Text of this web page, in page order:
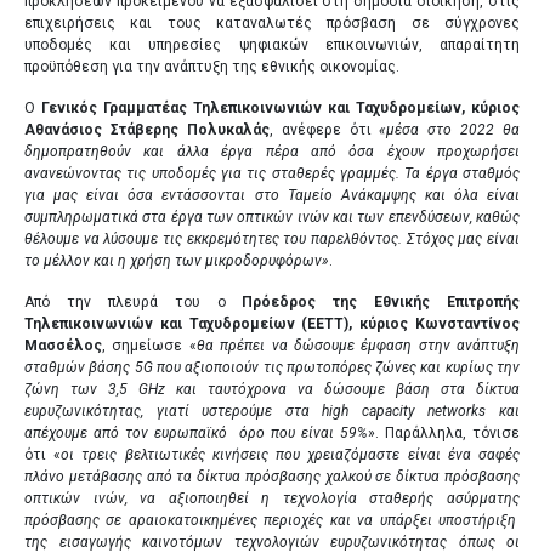
ΧΟΡΗΓΟΙ
MULTIMEDIA
VENUE
ΠΡΟΗΓΟΥΜΕΝΑ ΣΥΝΕΔΡΙΑ
GR EN
επιχειρήσεις και τους καταναλωτές πρόσβαση σε σύγχρονες
υποδομές και υπηρεσίες ψηφιακών επικοινωνιών, απαραίτητη
προϋπόθεση για την ανάπτυξη της εθνικής οικονομίας.
Ο Γενικός Γραμματέας Τηλεπικοινωνιών και Ταχυδρομείων, κύριος
Αθανάσιος Στάβερης Πολυκαλάς, ανέφερε ότι«μέσα στο 2022 θα
δημοπρατηθούν και άλλα έργα πέρα από όσα έχουν προχωρήσει
ανανεώνοντας τις υποδομές για τις σταθερές γραμμές. Τα έργα σταθμός
για μας είναι όσα εντάσσονται στο Ταμείο Ανάκαμψης και όλα είναι
συμπληρωματικά στα έργα των οπτικών ινών και των επενδύσεων, καθώς
θέλουμε να λύσουμε τις εκκρεμότητες του παρελθόντος. Στόχος μας είναι
το μέλλον και η χρήση των μικροδορυφόρων»
Από την πλευρά του ο Πρόεδρος της Εθνικής Επιτροπής
Τηλεπικοινωνιών και Ταχυδρομείων (ΕΕΤΤ), κύριος Κωνσταντίνος
Μασσέλος , σημείωσε «θα πρέπει να δώσουμε έμφαση στην ανάπτυξη
σταθμών βάσης 5Gπου αξιοποιούν τις πρωτοπόρες ζώνες και κυρίως την
ζώνη των 3,5 GHz και ταυτόχρονα να δώσουμε βάση στα δίκτυα
ευρυζωνικότητας, γιατί υστερούμε σταhigh capacity networks και
απέχουμε από τον ευρωπαϊκό όρο που είναι 59%». Παράλληλα, τόνισε
ότι «οι τρεις βελτιωτικές κινήσεις που χρειαζόμαστε είναι ένα σαφές
πλάνο μετάβασης από τα δίκτυα πρόσβασης χαλκού σε δίκτυα πρόσβασης
οπτικών ινών, να αξιοποιηθεί η τεχνολογία σταθερής ασύρματης
πρόσβασης σε αραιοκατοικημένες περιοχές και να υπάρξει υποστήριξη
της εισαγωγής καινοτόμων τεχνολογιών ευρυζωνικότητας όπως οι